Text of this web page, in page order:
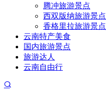
腾冲旅游景点
西双版纳旅游景点
香格里拉旅游景点
云南特产美食
国内旅游景点
旅游达人
云南自由行